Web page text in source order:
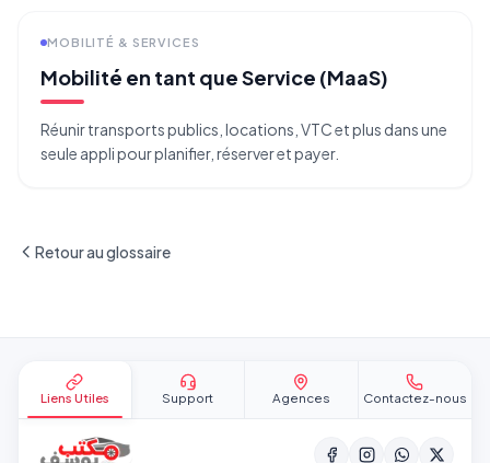
MOBILITÉ & SERVICES
Mobilité en tant que Service (MaaS)
Réunir transports publics, locations, VTC et plus dans une
seule appli pour planifier, réserver et payer.
Retour au glossaire
Liens Utiles Support Agences Contactez-nous